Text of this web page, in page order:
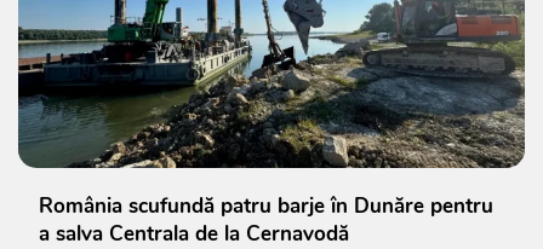
România scufundă patru barje în Dunăre pentru
a salva Centrala de la Cernavodă